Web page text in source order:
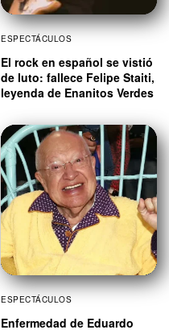
ESPECTÁCULOS
El rock en español se vistió
de luto: fallece Felipe Staiti,
leyenda de Enanitos Verdes
ESPECTÁCULOS
Enfermedad de Eduardo